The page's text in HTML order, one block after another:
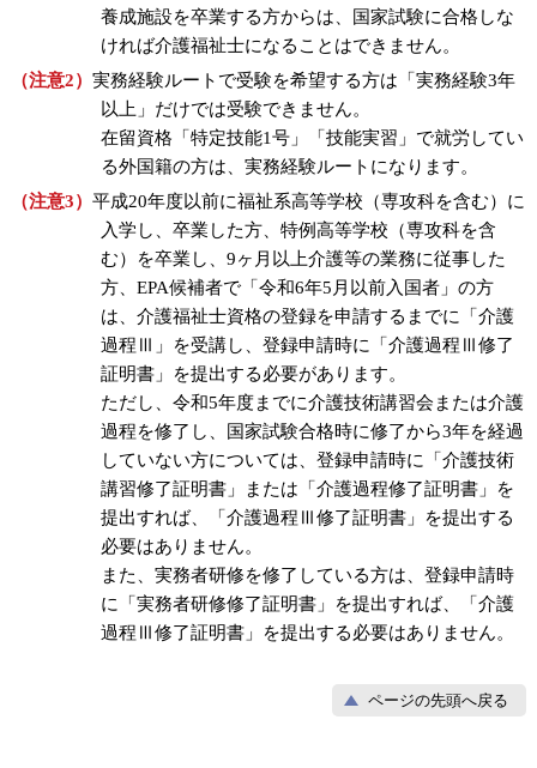
養成施設を卒業する方からは、国家試験に合格しな
ければ介護福祉士になることはできません。
（注意2） 実務経験ルートで受験を希望する方は「実務経験3年
以上」だけでは受験できません。
在留資格「特定技能1号」「技能実習」で就労してい
る外国籍の方は、実務経験ルートになります。
（注意3） 平成20年度以前に福祉系高等学校（専攻科を含む）に
入学し、卒業した方、特例高等学校（専攻科を含
む）を卒業し、9ヶ月以上介護等の業務に従事した
方、EPA候補者で「令和6年5月以前入国者」の方
は、介護福祉士資格の登録を申請するまでに「介護
過程Ⅲ」を受講し、登録申請時に「介護過程Ⅲ修了
証明書」を提出する必要があります。
ただし、令和5年度までに介護技術講習会または介護
過程を修了し、国家試験合格時に修了から3年を経過
していない方については、登録申請時に「介護技術
講習修了証明書」または「介護過程修了証明書」を
提出すれば、「介護過程Ⅲ修了証明書」を提出する
必要はありません。
また、実務者研修を修了している方は、登録申請時
に「実務者研修修了証明書」を提出すれば、「介護
過程Ⅲ修了証明書」を提出する必要はありません。
ページの先頭へ戻る